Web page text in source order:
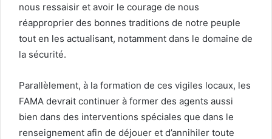
nous ressaisir et avoir le courage de nous
réapproprier des bonnes traditions de notre peuple
tout en les actualisant, notamment dans le domaine de
la sécurité.
Parallèlement, à la formation de ces vigiles locaux, les
FAMA devrait continuer à former des agents aussi
bien dans des interventions spéciales que dans le
renseignement afin de déjouer et d’annihiler toute